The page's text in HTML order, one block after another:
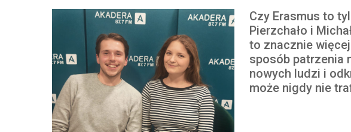
Czy Erasmus to
Pierzchało i
to znacznie
sposób patrzenia
nowych ludzi i
może nigdy nie